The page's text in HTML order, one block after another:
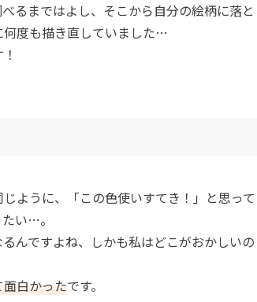
るまではよし、そこから自分の絵柄に落と
何度も描き直していました…
ように、「この色使いすてき！」と思って
い…。
んですよね、しかも私はどこがおかしいの
白かったです。